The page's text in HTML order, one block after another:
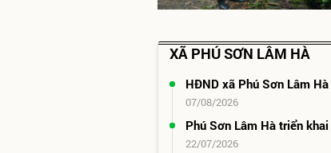
XÃ PHÚ SƠN LÂM HÀ
HĐND xã Phú Sơn Lâm
07/08/2026
Phú Sơn Lâm Hà triển
22/07/2026